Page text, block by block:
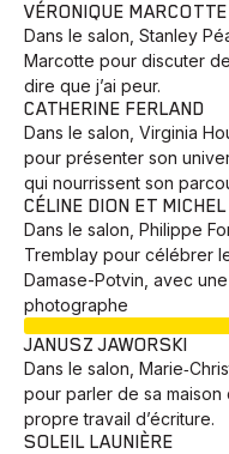
VÉRONIQUE MARCOTTE
Dans le salon, Stanley
Marcotte pour discuter
dire que j’ai peur.
CATHERINE FERLAND
Dans le salon, Virginia
pour présenter son
qui nourrissent son
CÉLINE DION ET
Dans le salon, Philippe
Tremblay pour célébrer
Damase-Potvin, avec
photographe
JANUSZ JAWORSKI
Dans le salon,
pour parler de sa maison
propre travail d’écriture.
SOLEIL LAUNIÈRE